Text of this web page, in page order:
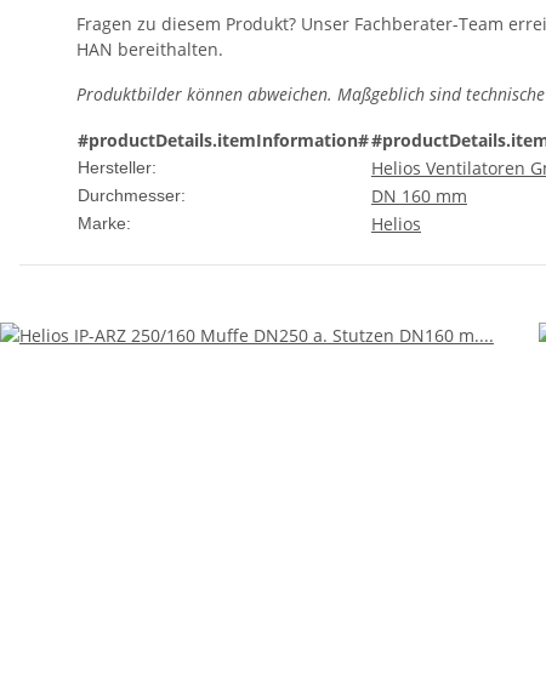
Fragen zu diesem Produkt? Unser Fachberater-Team
HAN bereithalten.
Produktbilder können abweichen. Maßgeblich sind
#productDetails.itemInformation#
Hersteller: Helios Ventilatoren
Durchmesser: DN 160 mm
Marke: Helios